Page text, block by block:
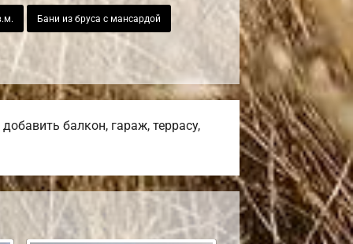
Бани из бруса с мансардой
балкон, гараж, террасу,